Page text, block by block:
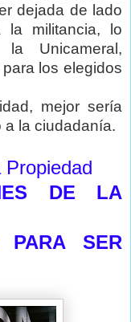
dejada de lado
la militancia, lo
Unicameral,
los elegidos
mejor sería
a la ciudadanía.
DE LA
PARA SER